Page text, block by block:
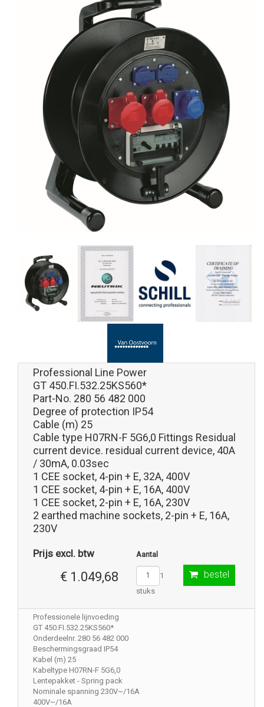
Professional Line Power
GT 450.FI.532.25KS560*
Part-No. 280 56 482 000
Degree of protection IP54
Cable (m) 25
Cable type H07RN-F 5G6,0 Fittings Residual
current device. residual current device, 40A
/ 30mA, 0.03sec
1 CEE socket, 4-pin + E, 32A, 400V
1 CEE socket, 4-pin + E, 16A, 400V
1 CEE socket, 2-pin + E, 16A, 230V
2 earthed machine sockets, 2-pin + E, 16A,
230V
Prijs excl. btw
€ 1.049,68
Aantal
1
stuks
bestel
Professionele lijnvoeding
GT 450.FI.532.25KS560*
Onderdeelnr. 280 56 482 000
Beschermingsgraad IP54
Kabel (m) 25
Kabeltype H07RN-F 5G6,0
Lentepakket - Spring pack
Nominale spanning 230V~/16A
400V~/16A